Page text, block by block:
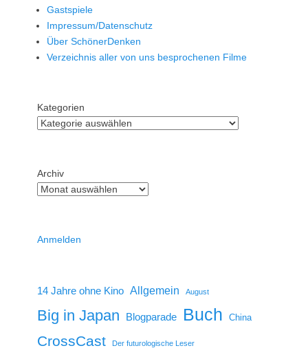
Gastspiele
Impressum/Datenschutz
Über SchönerDenken
Verzeichnis aller von uns besprochenen Filme
Kategorien
Archiv
Anmelden
14 Jahre ohne Kino Allgemein August
Big in Japan Blogparade Buch China
CrossCast Der futurologische Leser